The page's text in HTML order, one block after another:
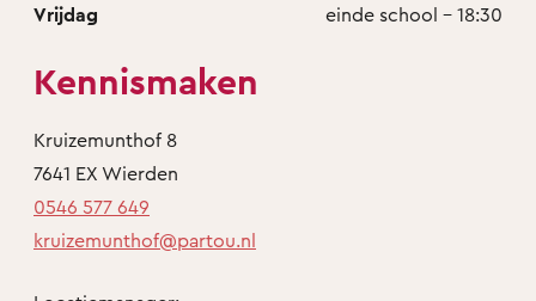
Vrijdag
einde school - 18:30
Kennismaken
Kruizemunthof 8
7641 EX Wierden
0546 577 649
kruizemunthof@partou.nl